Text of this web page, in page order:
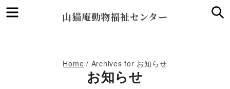
山猫庵動物福祉センター
Menu
Home / Archives for お知らせ
お知らせ